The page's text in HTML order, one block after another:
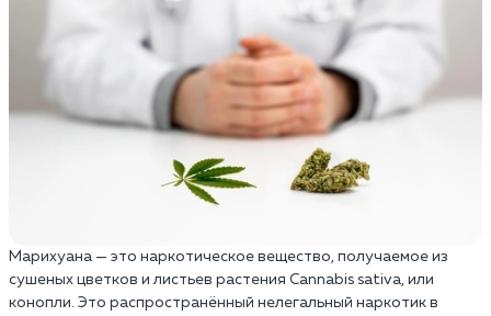
Марихуана — это наркотическое вещество, получаемое из
сушеных цветков и листьев растения Cannabis sativa, или
конопли. Это распространённый нелегальный наркотик в